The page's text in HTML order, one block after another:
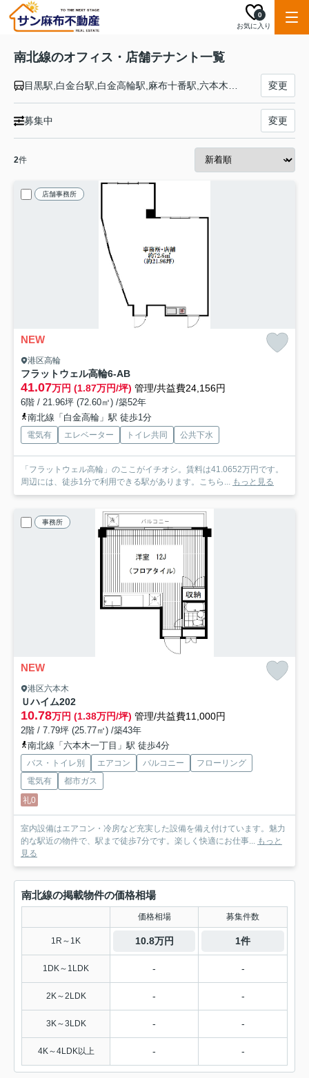
お気に入り
0
南北線のオフィス・店舗テナント一覧
変更
募集中 変更
2件
店舗事務所
NEW
港区高輪
フラットウェル高輪6-AB
41.07万円 (1.87万円/坪) 管理/共益費24,156円
6階 / 21.96坪 (72.60㎡) /築52年
南北線「白金高輪」駅 徒歩1分
電気有 エレベーター トイレ共同 公共下水
「フラットウェル高輪」のここがイチオシ。賃料は41.0652万円です。
周辺には、徒歩1分で利用できる駅があります。こちら... もっと見る
事務所
NEW
港区六本木
Ｕハイム202
10.78万円 (1.38万円/坪) 管理/共益費11,000円
2階 / 7.79坪 (25.77㎡) /築43年
南北線「六本木一丁目」駅 徒歩4分
バス・トイレ別 エアコン バルコニー
フローリング
電気有
都市ガス
礼0
室内設備はエアコン・冷房など充実した設備を備え付けています。魅力
的な駅近の物件で、駅まで徒歩7分です。楽しく快適にお仕事... もっと
見る
南北線の掲載物件の価格相場
価格相場 募集件数
1R～1K 10.8万円 1件
1DK～1LDK - -
2K～2LDK - -
3K～3LDK - -
4K～4LDK以上 - -